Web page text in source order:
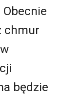
chmur
będzie